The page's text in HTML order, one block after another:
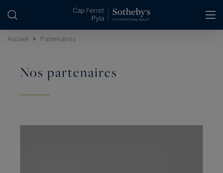
Accueil > Partenaires
Nos partenaires